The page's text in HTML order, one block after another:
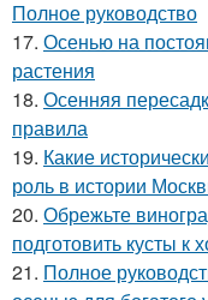
Полное руководство
17. Осенью на
растения
18. Осенняя
правила
19. Какие
роль в истории
20. Обрежьте
подготовить кусты к
21. Полное